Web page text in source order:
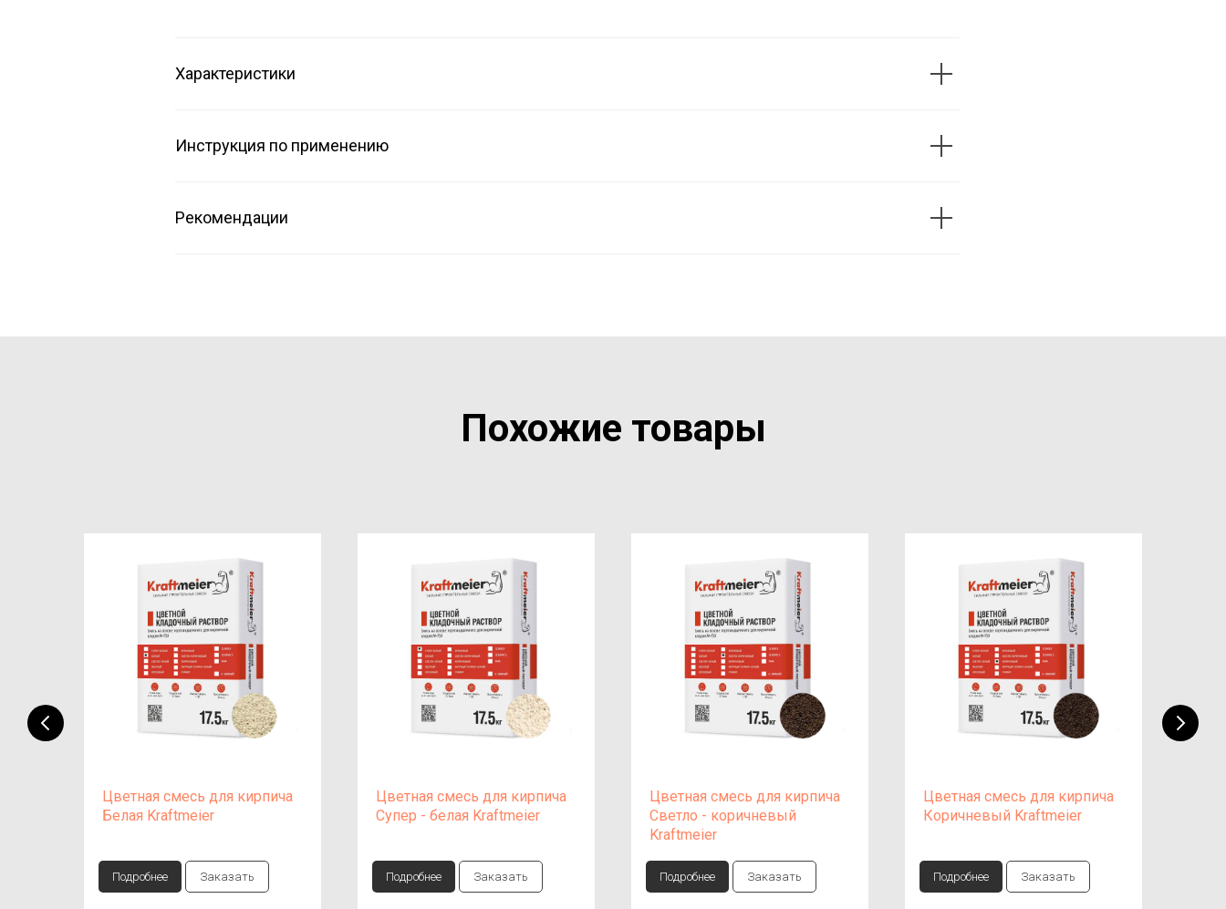
Характеристики
Инструкция по применению
Рекомендации
Похожие товары
Цветная смесь для кирпича
Белая Kraftmeier
Подробнее Заказать
Цветная смесь для кирпича
Супер - белая Kraftmeier
Подробнее Заказать
Цветная смесь для кирпича
Светло - коричневый
Kraftmeier
Подробнее Заказать
Цветная смесь для кирпича
Коричневый Kraftmeier
Подробнее Заказать